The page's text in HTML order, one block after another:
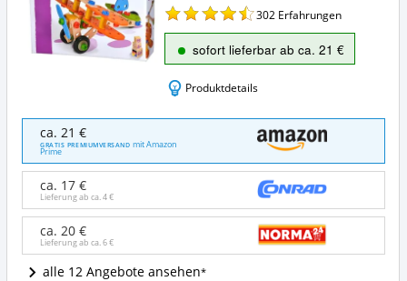
302 Erfahrungen
sofort lieferbar ab ca. 21 €
Produktdetails
Eichhorn
Constructor
Doppeldecker
Angebote:
Wo
ist
dieses
Eichhorn
Konstruktionsspielzeug
ca. 21 €
GRATIS PREMIUMVERSAND mit Amazon
Prime
ca. 17 €
Lieferung ab ca.4 €
ca. 20 €
Lieferung ab ca.6 €
alle 12 Angebote ansehen